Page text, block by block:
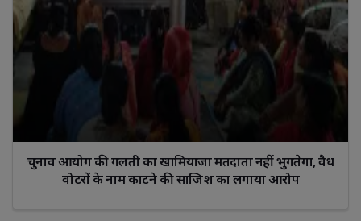
चुनाव आयोग की गलती का खामियाजा मतदाता नहीं भुगतेगा, वैध
वोटरों के नाम काटने की साजिश का लगाया आरोप